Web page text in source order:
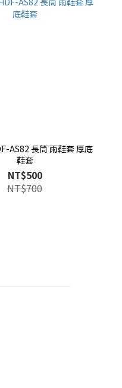
AS82 長筒 雨鞋套 厚底
鞋套
NT$500
NT$700